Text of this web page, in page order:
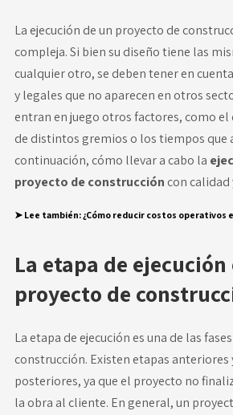
La ejecución de un proyecto de
compleja. Si bien su diseño tiene las
cualquier otro, se deben tener en
y legales que no aparecen en otros
entran en juego otros factores, como
de distintos gremios o los tiempos que
continuación, cómo llevar a cabo la
proyecto de construcción con calidad
➤ Lee también:¿Cómo reducir costos
La etapa de ejecución
proyecto de
La etapa de ejecución es una de las
construcción. Existen etapas anteriores
posteriores, ya que el proyecto no
la obra al cliente. En general, un